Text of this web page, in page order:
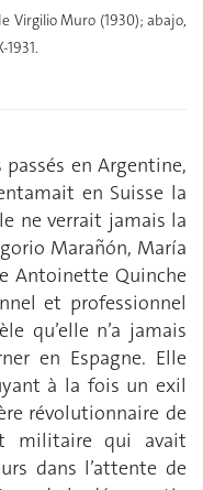
Virgilio Muro (1930); abajo,
1931.
passés en Argentine,
en Suisse la
ne verrait jamais la
Marañón, María
Antoinette Quinche
et professionnel
qu’elle n’a jamais
en Espagne. Elle
à la fois un exil
révolutionnaire de
militaire qui avait
dans l’attente de